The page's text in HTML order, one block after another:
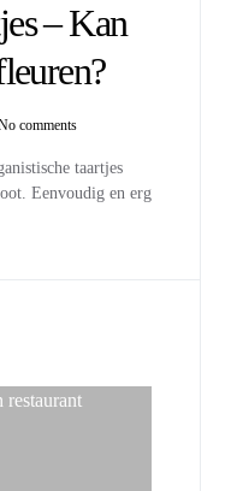
– Kan
comments
taartjes
Eenvoudig en erg